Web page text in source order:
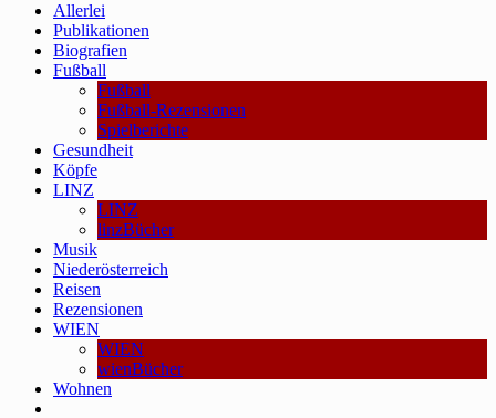
Allerlei
Publikationen
Biografien
Fußball
Fußball
Fußball-Rezensionen
Spielberichte
Gesundheit
Köpfe
LINZ
LINZ
linzBücher
Musik
Niederösterreich
Reisen
Rezensionen
WIEN
WIEN
wienBücher
Wohnen